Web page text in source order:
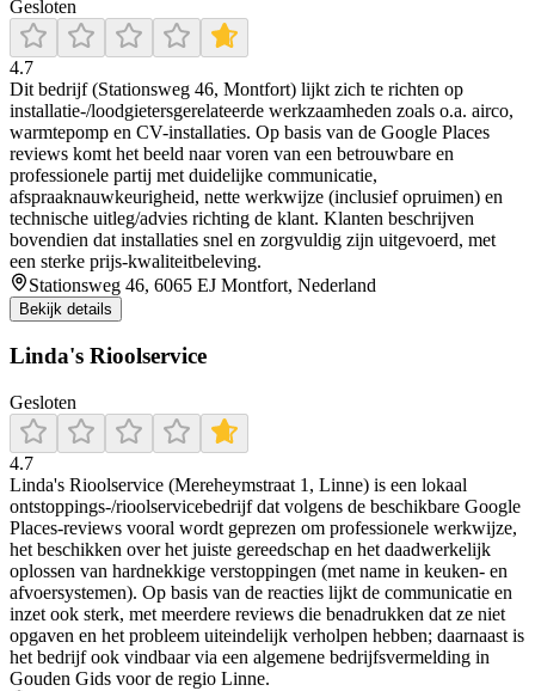
Gesloten
4.7
Dit bedrijf (Stationsweg 46, Montfort) lijkt zich te richten op
installatie-/loodgietersgerelateerde werkzaamheden zoals o.a. airco,
warmtepomp en CV-installaties. Op basis van de Google Places
reviews komt het beeld naar voren van een betrouwbare en
professionele partij met duidelijke communicatie,
afspraaknauwkeurigheid, nette werkwijze (inclusief opruimen) en
technische uitleg/advies richting de klant. Klanten beschrijven
bovendien dat installaties snel en zorgvuldig zijn uitgevoerd, met
een sterke prijs-kwaliteitbeleving.
Stationsweg 46, 6065 EJ Montfort, Nederland
Bekijk details
Linda's Rioolservice
Gesloten
4.7
Linda's Rioolservice (Mereheymstraat 1, Linne) is een lokaal
ontstoppings-/rioolservicebedrijf dat volgens de beschikbare Google
Places-reviews vooral wordt geprezen om professionele werkwijze,
het beschikken over het juiste gereedschap en het daadwerkelijk
oplossen van hardnekkige verstoppingen (met name in keuken- en
afvoersystemen). Op basis van de reacties lijkt de communicatie en
inzet ook sterk, met meerdere reviews die benadrukken dat ze niet
opgaven en het probleem uiteindelijk verholpen hebben; daarnaast is
het bedrijf ook vindbaar via een algemene bedrijfsvermelding in
Gouden Gids voor de regio Linne.